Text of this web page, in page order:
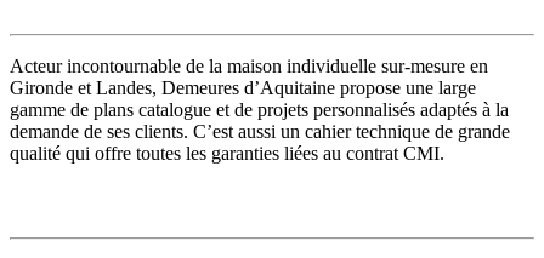
Acteur incontournable de la maison individuelle sur-mesure en
Gironde et Landes, Demeures d’Aquitaine propose une large
gamme de plans catalogue et de projets personnalisés adaptés à la
demande de ses clients. C’est aussi un cahier technique de grande
qualité qui offre toutes les garanties liées au contrat CMI.